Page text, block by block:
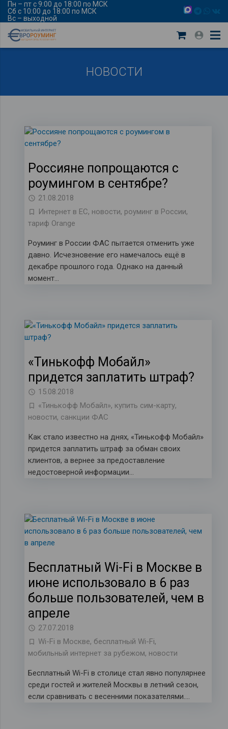
Пн – пт с 9:00 до 18:00 по МСК
Сб с 10:00 до 18:00 по МСК
Вс – выходной
НОВОСТИ
Россияне попрощаются с
роумингом в сентябре?
21.08.2018
Интернет в ЕС, новости, роуминг в России,
тариф Orange
Роуминг в России ФАС пытается отменить уже
давно. Исчезновение его намечалось ещё в
декабре прошлого года. Однако на данный
момент…
«Тинькофф Мобайл»
придется заплатить штраф?
15.08.2018
«Тинькофф Мобайл», купить сим-карту,
новости, санкции ФАС
Как стало известно на днях, «Тинькофф Мобайл»
придется заплатить штраф за обман своих
клиентов, а вернее за предоставление
недостоверной информации…
Бесплатный Wi-Fi в Москве в
июне использовало в 6 раз
больше пользователей, чем в
апреле
27.07.2018
Wi-Fi в Москве, бесплатный Wi-Fi,
мобильный интернет за рубежом, новости
Бесплатный Wi-Fi в столице стал явно популярнее
среди гостей и жителей Москвы в летний сезон,
если сравнивать с весенними показателями….